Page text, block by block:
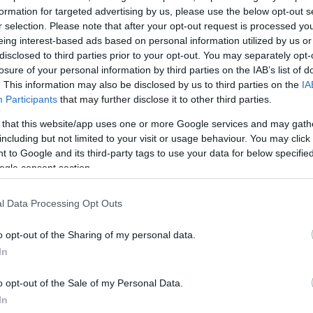
for targeted advertising by us, please use the below opt-out
selection. Please note that after your opt-out request is processed
interest-based ads based on personal information utilized by us
to third parties prior to your opt-out. You may separately
of your personal information by third parties on the IAB’s list of
This information may also be disclosed by us to third parties on the
Participants that may further disclose it to other third parties.
that this website/app uses one or more Google services and may
but not limited to your visit or usage behaviour. You may
to Google and its third-party tags to use your data for below
consent section.
Data Processing Opt Outs
opt-out of the Sharing of my personal data.
opt-out of the Sale of my Personal Data.
του θα σημαίνει λιγότερο χρόνο παραμονής
η Μανέ.
ρούχων, σε συνδυασμό με αλγόριθμους
αναμένεται να βοηθήσει τους πνευμονολόγους
ΔΙΑΦΗΜΙΣΗ